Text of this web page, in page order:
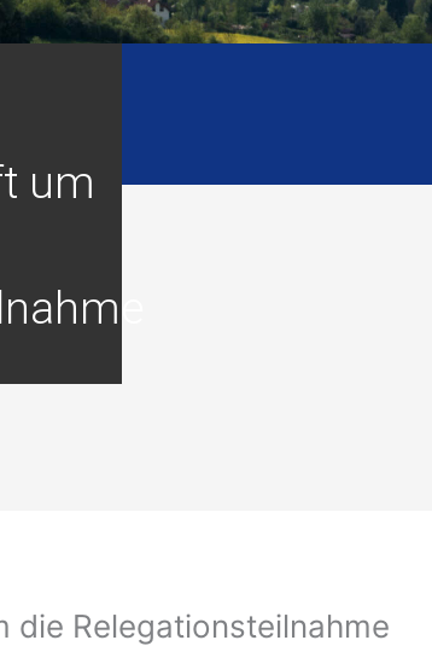
um
die Relegationsteilnahme